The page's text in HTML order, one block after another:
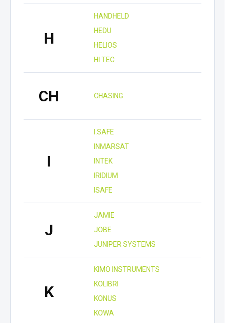
H
HANDHELD
HEDU
HELIOS
HI TEC
CH CHASING
I
I.SAFE
INMARSAT
INTEK
IRIDIUM
ISAFE
J
JAMIE
JOBE
JUNIPER SYSTEMS
K
KIMO INSTRUMENTS
KOLIBRI
KONUS
KOWA